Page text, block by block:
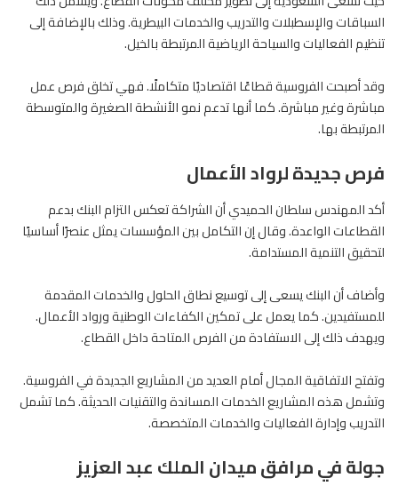
السباقات والإسطبلات والتدريب والخدمات البيطرية. وذلك بالإضافة إلى
تنظيم الفعاليات والسياحة الرياضية المرتبطة بالخيل.
وقد أصبحت الفروسية قطاعًا اقتصاديًا متكاملًا. فهي تخلق فرص عمل
مباشرة وغير مباشرة. كما أنها تدعم نمو الأنشطة الصغيرة والمتوسطة
المرتبطة بها.
فرص جديدة لرواد الأعمال
أكد المهندس سلطان الحميدي أن الشراكة تعكس التزام البنك بدعم
القطاعات الواعدة. وقال إن التكامل بين المؤسسات يمثل عنصرًا أساسيًا
لتحقيق التنمية المستدامة.
وأضاف أن البنك يسعى إلى توسيع نطاق الحلول والخدمات المقدمة
للمستفيدين. كما يعمل على تمكين الكفاءات الوطنية ورواد الأعمال.
ويهدف ذلك إلى الاستفادة من الفرص المتاحة داخل القطاع.
وتفتحالاتفاقيةالمجال أمام العديد من المشاريع الجديدة في الفروسية.
وتشمل هذه المشاريع الخدمات المساندة والتقنيات الحديثة. كما تشمل
التدريب وإدارة الفعاليات والخدمات المتخصصة.
جولة في مرافق ميدان الملك عبد العزيز